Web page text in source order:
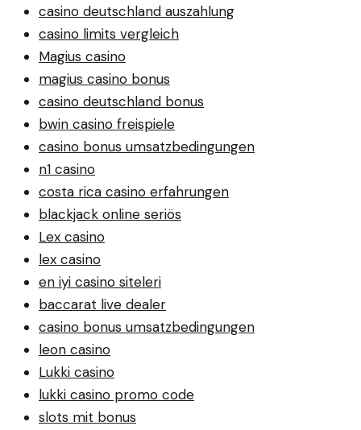
casino deutschland auszahlung
casino limits vergleich
Magius casino
magius casino bonus
casino deutschland bonus
bwin casino freispiele
casino bonus umsatzbedingungen
n1 casino
costa rica casino erfahrungen
blackjack online seriös
Lex casino
lex casino
en iyi casino siteleri
baccarat live dealer
casino bonus umsatzbedingungen
leon casino
Lukki casino
lukki casino promo code
slots mit bonus